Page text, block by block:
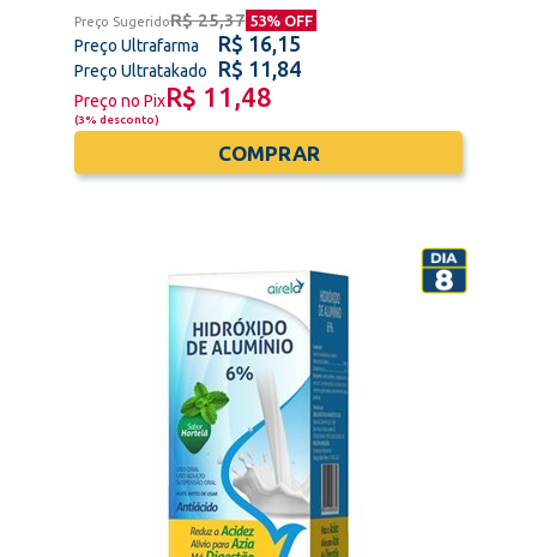
Preço SugeridoR$ 25,37 53% OFF
Preço Ultrafarma R$ 16,15
Preço Ultratakado R$ 11,84
Preço no PixR$ 11,48
(3% desconto)
COMPRAR